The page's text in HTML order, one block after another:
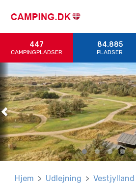
447
CAMPINGPLADSER
84.885
PLADSER
Previous
Previous
Previous
Previous
Previous
Hjem Udlejning Vestjylland